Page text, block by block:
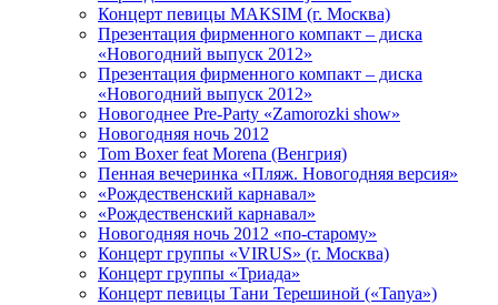
Концерт певицы МАКSIМ (г. Москва)
Презентация фирменного компакт – диска
«Новогодний выпуск 2012»
Презентация фирменного компакт – диска
«Новогодний выпуск 2012»
Новогоднее Pre-Party «Zamorozki show»
Новогодняя ночь 2012
Tom Boxer feat Morena (Венгрия)
Пенная вечеринка «Пляж. Новогодняя версия»
«Рождественский карнавал»
«Рождественский карнавал»
Новогодняя ночь 2012 «по-старому»
Концерт группы «VIRUS» (г. Москва)
Концерт группы «Триада»
Концерт певицы Тани Терешиной («Tanya»)